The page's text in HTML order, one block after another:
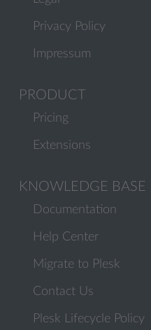
Privacy Policy
Impressum
PRODUCT
Pricing
Extensions
KNOWLEDGE BASE
Documentation
Help Center
Migrate to Plesk
Contact Us
Plesk Lifecycle Policy